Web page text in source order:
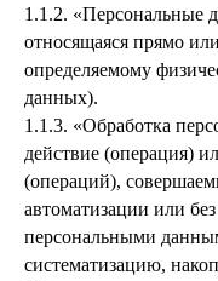
1.1.2. «Персональные
относящаяся прямо
определяемому
данных).
1.1.3. «Обработка
действие (операция)
(операций),
автоматизации или
персональными
систематизацию,